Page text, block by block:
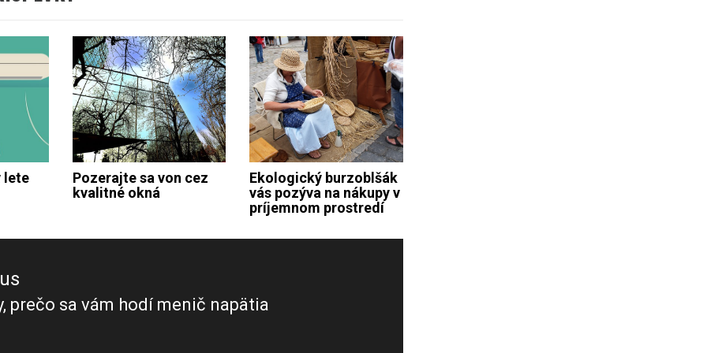
lete
Pozerajte sa von cez
kvalitné okná
Ekologický burzoblšák
vás pozýva na nákupy v
príjemnom prostredí
prečo sa vám hodí menič napätia